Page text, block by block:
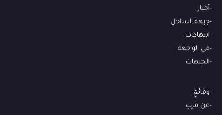
أخبار
جبهة الساحل
انتهاكات
في الواجهة
الجبهات
وقائع
عن قرب